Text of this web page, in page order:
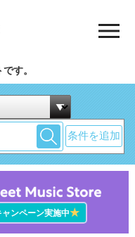
す。
条件を追加
ャンペーン実施中★